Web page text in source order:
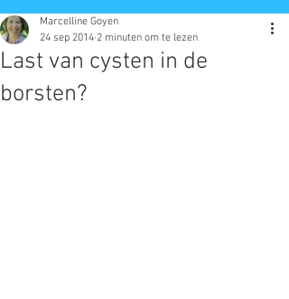
Last van cysten in de
borsten?
Marcelline Goyen
24 sep 2014 2 minuten om te lezen